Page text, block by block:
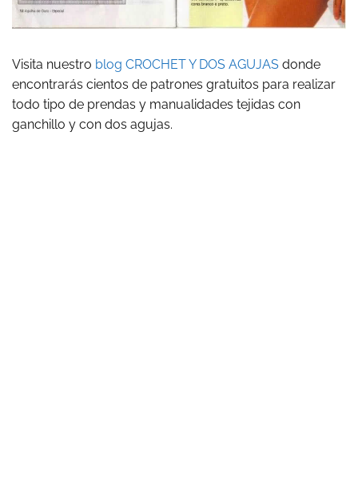
Visita nuestro blog CROCHET Y DOS AGUJAS donde
encontrarás cientos de patrones gratuitos para realizar
todo tipo de prendas y manualidades tejidas con
ganchillo y con dos agujas.